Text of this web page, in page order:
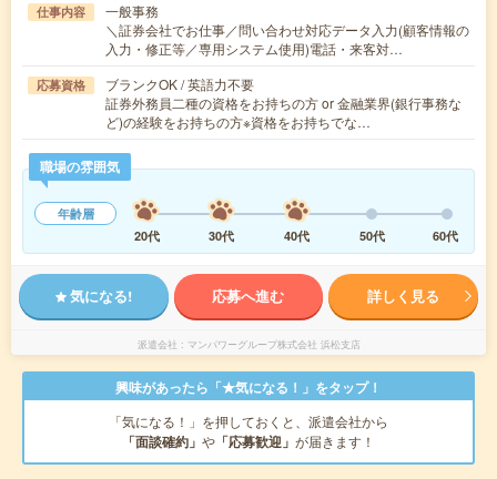
仕事内容
一般事務
＼証券会社でお仕事／問い合わせ対応データ入力(顧客情報の
入力・修正等／専用システム使用)電話・来客対…
応募資格
ブランクOK / 英語力不要
証券外務員二種の資格をお持ちの方 or 金融業界(銀行事務な
ど)の経験をお持ちの方※資格をお持ちでな…
職場の雰囲気
年齢層
20代
30代 40代 50代 60代
気になる! 応募へ進む 詳しく見る
派遣会社 マンパワーグループ株式会社 浜松支店
興味があったら「★気になる！」をタップ！
「気になる！」を押しておくと、派遣会社から
「面談確約」 や 「応募歓迎」 が届きます！